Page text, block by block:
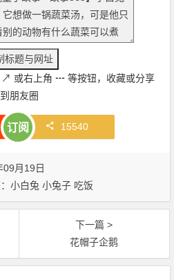
↗ 或右上角 ┅ 等按钮，收藏或分享
到朋友圈
订阅 15540
月19日
小白兔 小兔子 吃饭
下一篇 >
花帽子企鹅